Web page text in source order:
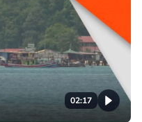
02:17